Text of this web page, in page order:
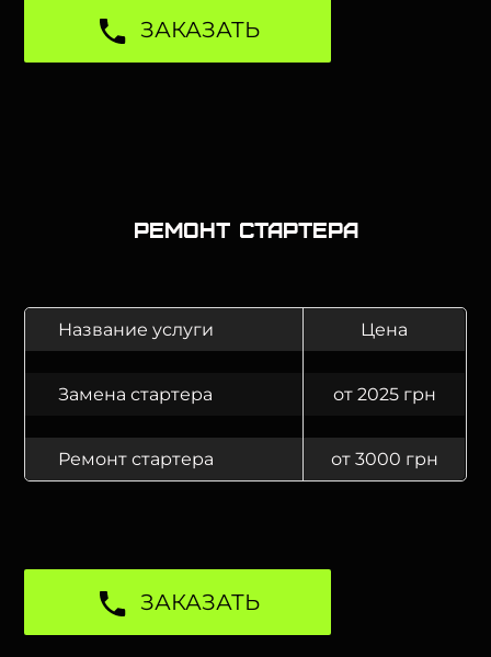
ЗАКАЗАТЬ
Ремонт стартера
Название услуги Цена
Замена стартера от 2025 грн
Ремонт стартера от 3000 грн
ЗАКАЗАТЬ